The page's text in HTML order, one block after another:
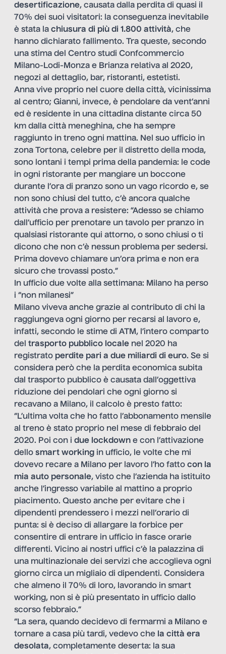
desertificazione, causata dalla perdita di quasi il
70% dei suoi visitatori: la conseguenza inevitabile
è stata la chiusura di più di 1.800 attività, che
hanno dichiarato fallimento. Tra queste, secondo
una stima del Centro studi Confcommercio
Milano-Lodi-Monza e Brianza relativa al 2020,
negozi al dettaglio, bar, ristoranti, estetisti.
Anna vive proprio nel cuore della città, vicinissima
al centro; Gianni, invece, è pendolare da vent’anni
ed è residente in una cittadina distante circa 50
km dalla città meneghina, che ha sempre
raggiunto in treno ogni mattina. Nel suo ufficio in
zona Tortona, celebre per il distretto della moda,
sono lontani i tempi prima della pandemia: le code
in ogni ristorante per mangiare un boccone
durante l’ora di pranzo sono un vago ricordo e, se
non sono chiusi del tutto, c’è ancora qualche
attività che prova a resistere: ”Adesso se chiamo
dall’ufficio per prenotare un tavolo per pranzo in
qualsiasi ristorante qui attorno, o sono chiusi o ti
dicono che non c’è nessun problema per sedersi.
Prima dovevo chiamare un’ora prima e non era
sicuro che trovassi posto.”
In ufficio due volte alla settimana: Milano ha perso
i “non milanesi”
Milano viveva anche grazie al contributo di chi la
raggiungeva ogni giorno per recarsi al lavoro e,
infatti, secondo le stime di ATM, l’intero comparto
del trasporto pubblico locale nel 2020 ha
registrato perdite pari a due miliardi di euro. Se si
considera però che la perdita economica subita
dal trasporto pubblico è causata dall’oggettiva
riduzione dei pendolari che ogni giorno si
recavano a Milano, il calcolo è presto fatto:
“L’ultima volta che ho fatto l’abbonamento mensile
al treno è stato proprio nel mese di febbraio del
2020. Poi con i due lockdown e con l’attivazione
dello smart working in ufficio, le volte che mi
dovevo recare a Milano per lavoro l’ho fatto con la
mia auto personale, visto che l’azienda ha istituito
anche l’ingresso variabile al mattino a proprio
piacimento. Questo anche per evitare che i
dipendenti prendessero i mezzi nell’orario di
punta: si è deciso di allargare la forbice per
consentire di entrare in ufficio in fasce orarie
differenti. Vicino ai nostri uffici c’è la palazzina di
una multinazionale dei servizi che accoglieva ogni
giorno circa un migliaio di dipendenti. Considera
che almeno il 70% di loro, lavorando in smart
working, non si è più presentato in ufficio dallo
scorso febbraio.”
“La sera, quando decidevo di fermarmi a Milano e
tornare a casa più tardi, vedevo che la città era
desolata, completamente deserta: la sua